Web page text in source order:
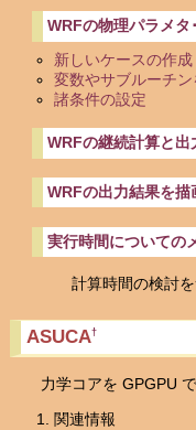
WRFの物理パラメタ
新しいケースの作成
変数やサブルーチ
諸条件の設定
WRFの継続計算と出
WRFの出力結果を描
実行時間についての
計算時間の検討をつけ
ASUCA†
力学コアを GPGPU で
関連情報